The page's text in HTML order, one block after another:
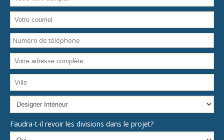
Faudra-t-il revoir les divisions dans le projet?